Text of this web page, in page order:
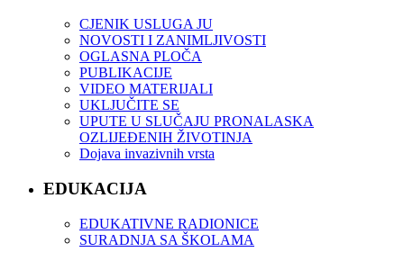
CJENIK USLUGA JU
NOVOSTI I ZANIMLJIVOSTI
OGLASNA PLOČA
PUBLIKACIJE
VIDEO MATERIJALI
UKLJUČITE SE
UPUTE U SLUČAJU PRONALASKA
OZLIJEĐENIH ŽIVOTINJA
Dojava invazivnih vrsta
EDUKACIJA
EDUKATIVNE RADIONICE
SURADNJA SA ŠKOLAMA